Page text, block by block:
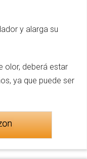
y alarga su
olor, deberá estar
ya que puede ser